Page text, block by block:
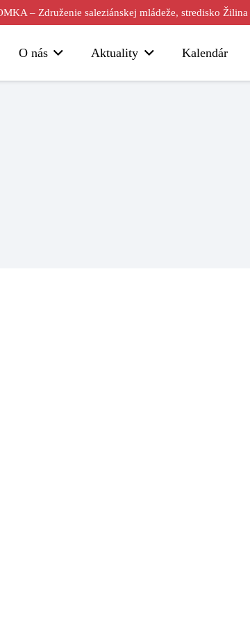
– Združenie saleziánskej mládeže, stredisko Žilina
O nás Aktuality Kalendár